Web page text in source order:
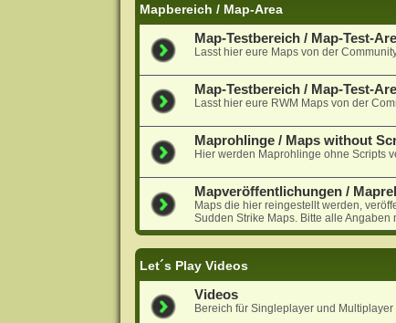
Mapbereich / Map-Area
Map-Testbereich / Map-Test-
Lasst hier eure Maps von der
Map-Testbereich / Map-Test-
Lasst hier eure RWM Maps von der
Maprohlinge / Maps without
Hier werden Maprohlinge ohne Scripts
Mapveröffentlichungen /
Maps die hier reingestellt werden,
Sudden Strike Maps. Bitte alle Angaben
Let´s Play Videos
Videos
Bereich für Singleplayer und Multiplayer